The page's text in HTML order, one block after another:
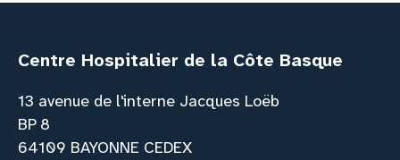
Centre Hospitalier de la Côte Basque
13 avenue de l'interne Jacques Loëb
BP 8
64109 BAYONNE CEDEX